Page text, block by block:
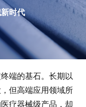
时代
端的基石。长期以
但高端应用领域所
疗器械级产品，却